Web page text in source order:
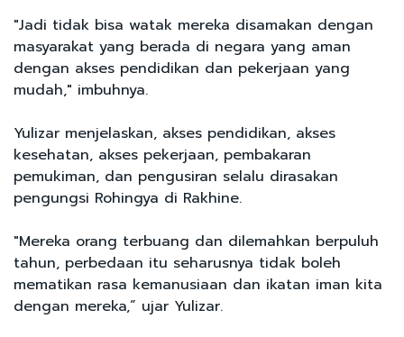
"Jadi tidak bisa watak mereka disamakan dengan
masyarakat yang berada di negara yang aman
dengan akses pendidikan dan pekerjaan yang
mudah," imbuhnya.
Yulizar menjelaskan, akses pendidikan, akses
kesehatan, akses pekerjaan, pembakaran
pemukiman, dan pengusiran selalu dirasakan
pengungsi Rohingya di Rakhine.
"Mereka orang terbuang dan dilemahkan berpuluh
tahun, perbedaan itu seharusnya tidak boleh
mematikan rasa kemanusiaan dan ikatan iman kita
dengan mereka,” ujar Yulizar.